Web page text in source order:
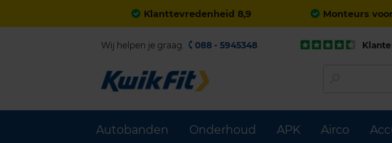
Klanttevredenheid 8,9 Monteurs
Autobanden Onderhoud APK Airco
Wij helpen je graag. 088 - 5945348